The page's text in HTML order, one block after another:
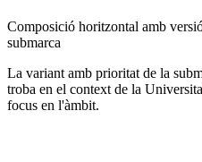
Composició horitzontal amb
submarca
La variant amb prioritat de la
troba en el context de la
focus en l'àmbit.